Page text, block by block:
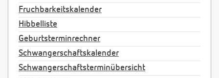
Fruchbarkeitskalender
Hibbelliste
Geburtsterminrechner
Schwangerschaftskalender
Schwangerschaftsterminübersicht